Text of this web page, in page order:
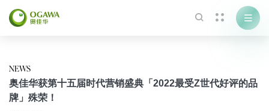



NEWS
奥佳华获第十五届时代营销盛典「2022最受Z世代好评的品
牌」殊荣！